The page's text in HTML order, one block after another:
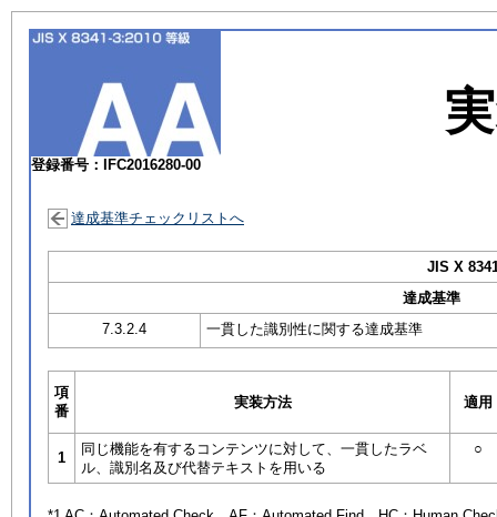
登録番号：IFC2016280-00
達成基準チェックリストへ
JIS X
達成基準
7.3.2.4
一貫した識別性に関する達成基準
項
番
実装方法 適用
1
同じ機能を有するコンテンツに対して、一貫したラベ
ル、識別名及び代替テキストを用いる
○